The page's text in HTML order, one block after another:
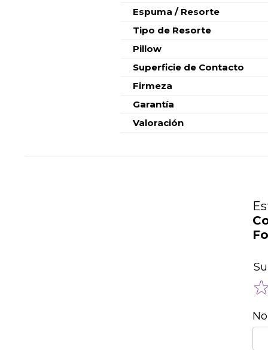
Espuma / Resorte
Tipo de Resorte
Pillow
Superficie de Contacto
Firmeza
Garantía
Valoración